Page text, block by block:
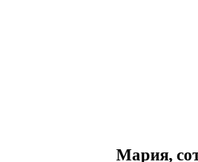
Мария,